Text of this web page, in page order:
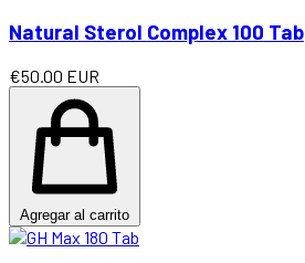
Natural Sterol Complex 100 Tab
€50.00 EUR
Agregar al carrito